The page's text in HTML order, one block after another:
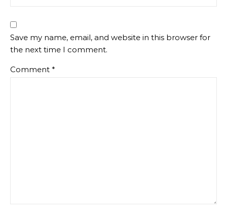
Save my name, email, and website in this browser for
the next time I comment.
Comment *